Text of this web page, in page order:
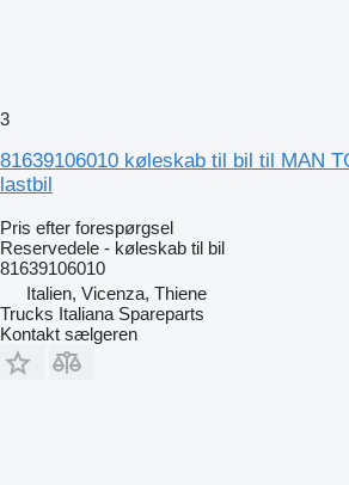
3
81639106010 køleskab til bil til MAN
lastbil
Pris efter forespørgsel
Reservedele - køleskab til bil
81639106010
Italien, Vicenza, Thiene
Trucks Italiana Spareparts
Kontakt sælgeren